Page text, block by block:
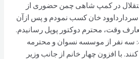
در کمپ شاهی چمن حضوری از
خان کسب نمودم و پس ازآن
وقت، محترم دوکتور پوپل رسانیدم.
سه نفر از موسسه نسوان و محترمه
با افزون چهار خانم از جانب وزیر